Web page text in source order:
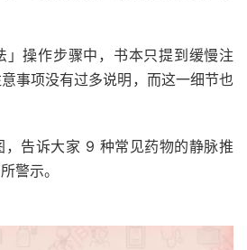
」操作步骤中，书本只提到缓慢注
事项没有过多说明，而这一细节也
，告诉大家 9 种常见药物的静脉推
警示。